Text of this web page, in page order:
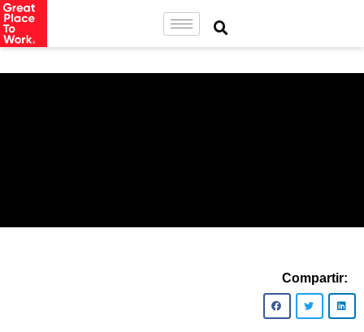
Compartir: